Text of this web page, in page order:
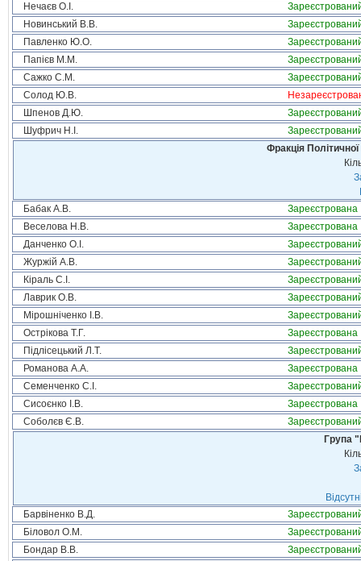
Нечаєв О.І.
Новинський В.В.
Павленко Ю.О.
Папієв М.М.
Сажко С.М.
Солод Ю.В.
Шпенов Д.Ю.
Шуфрич Н.І.
Фракція
Бабак А.В.
Зареєстрована
Веселова Н.В.
Зареєстрована
Данченко О.І.
Журжій А.В.
Кіраль С.І.
Лаврик О.В.
Мірошніченко І.В.
Острікова Т.Г.
Зареєстрована
Підлісецький Л.Т.
Романова А.А.
Зареєстрована
Семенченко С.І.
Сисоєнко І.В.
Зареєстрована
Соболєв Є.В.
Група
Барвіненко В.Д.
Біловол О.М.
Бондар В.В.